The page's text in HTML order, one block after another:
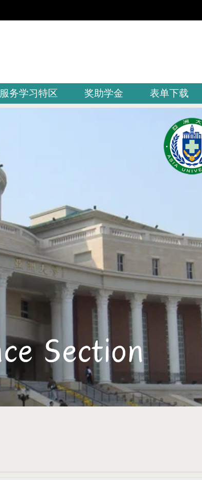
服务学习特区 奖助学金 表单下载